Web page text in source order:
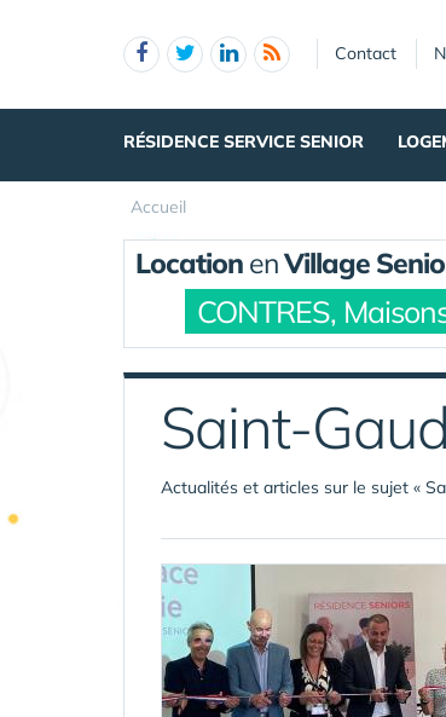
Contact
RÉSIDENCE SERVICE SENIOR
Accueil
Location enVillage
CONTRES,
Saint-
Actualités et articles sur le sujet «